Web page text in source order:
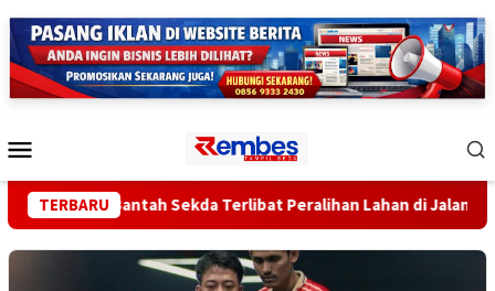
ke
konten
Mobile
TERBARUBantah Sekda Terlibat Peralihan Lahan di Jalan